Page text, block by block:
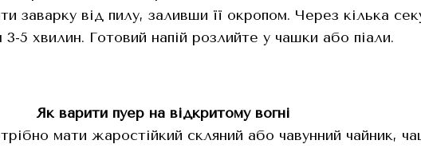
заварку від пилу, заливши її окропом. Через кілька
5 хвилин. Готовий напій розлийте у чашки або піали.
Як варити пуер на відкритому вогні
мати жаростійкий скляний або чавунний чайник,